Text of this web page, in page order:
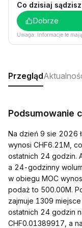
Co dzisiaj
Dobrze
Uwaga: Informacje te
Przegląd
Podsumowanie
Na dzień 9 sie 2026
wynosi CHF6.21M,
ostatnich 24 godzin.
a 24-godzinny
w obiegu MOC
podaż to 500.00M.
zajmuje 1309
ostatnich 24 godzin
CHF0.01389917, a